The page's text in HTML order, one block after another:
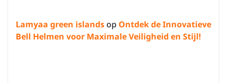
Lamyaa green islandsop Ontdek de Innovatieve
Bell Helmen voor Maximale Veiligheid en Stijl!